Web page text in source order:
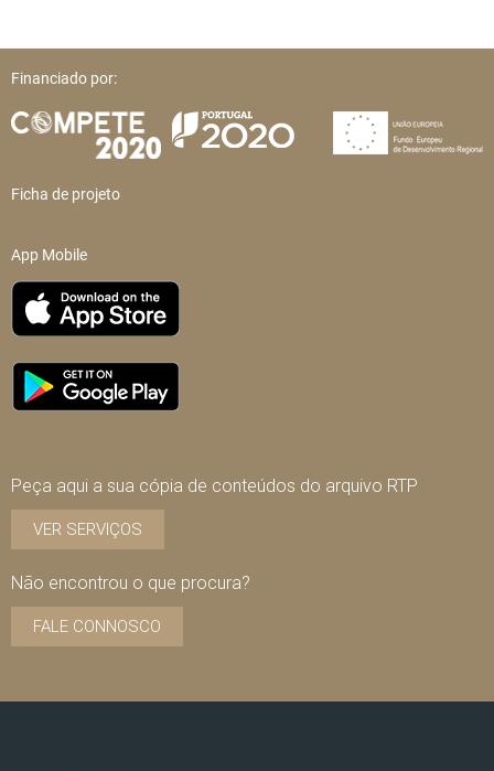
Financiado por:
Ficha de projeto
App Mobile
Peça aqui a sua cópia de conteúdos do arquivo RTP
VER SERVIÇOS
Não encontrou o que procura?
FALE CONNOSCO